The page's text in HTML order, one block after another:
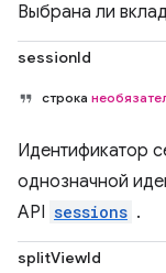
Выбрана ли
sessionId
строка
Идентификатор
однозначной
API sessions .
splitViewId